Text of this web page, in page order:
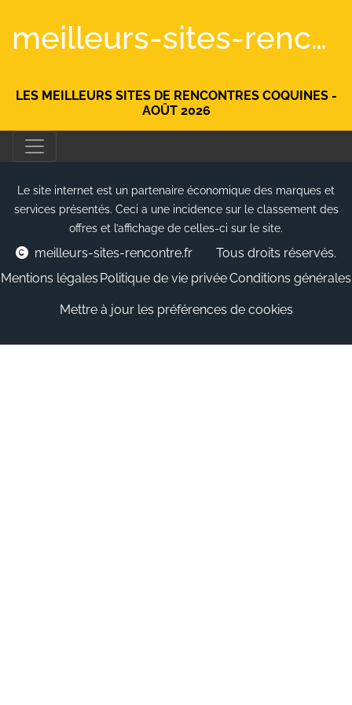
meilleurs-sites-rencontre.fr
LES MEILLEURS SITES DE RENCONTRES COQUINES -
AOÛT 2026
Le site internet est un partenaire économique des marques et
services présentés. Ceci a une incidence sur le classement des
offres et l’affichage de celles-ci sur le site.
meilleurs-sites-rencontre.fr
Tous droits réservés.
Mentions légales Politique de vie privéeConditions générales
Mettre à jour les préférences de cookies